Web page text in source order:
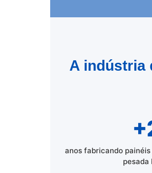
A indústria
anos fabricando
pesada